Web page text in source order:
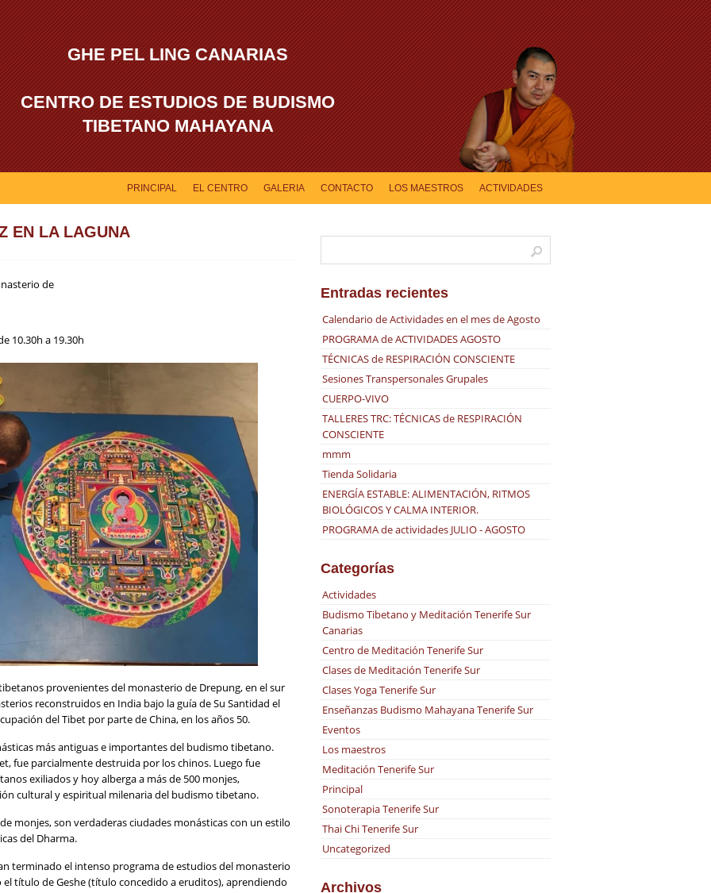
GHE PEL LING CANARIAS
CENTRO DE ESTUDIOS DE BUDISMO
TIBETANO MAHAYANA
PRINCIPAL EL CENTRO GALERIA CONTACTO LOS MAESTROS ACTIVIDADES
EN LA LAGUNA
de
10.30h a 19.30h
provenientes del monasterio de Drepung, en el sur
reconstruidos en India bajo la guía de Su Santidad el
del Tibet por parte de China, en los años 50.
más antiguas e importantes del budismo tibetano.
fue parcialmente destruida por los chinos. Luego fue
exiliados y hoy alberga a más de 500 monjes,
cultural y espiritual milenaria del budismo tibetano.
monjes, son verdaderas ciudades monásticas con un estilo
del Dharma.
terminado el intenso programa de estudios del monasterio
título de Geshe (título concedido a eruditos), aprendiendo
Entradas recientes
Calendario de Actividades en el mes de Agosto
PROGRAMA de ACTIVIDADES AGOSTO
TÉCNICAS de RESPIRACIÓN CONSCIENTE
Sesiones Transpersonales Grupales
CUERPO-VIVO
TALLERES TRC: TÉCNICAS de RESPIRACIÓN
CONSCIENTE
mmm
Tienda Solidaria
ENERGÍA ESTABLE: ALIMENTACIÓN, RITMOS
BIOLÓGICOS Y CALMA INTERIOR.
PROGRAMA de actividades JULIO - AGOSTO
Categorías
Actividades
Budismo Tibetano y Meditación Tenerife Sur
Canarias
Centro de Meditación Tenerife Sur
Clases de Meditación Tenerife Sur
Clases Yoga Tenerife Sur
Enseñanzas Budismo Mahayana Tenerife Sur
Eventos
Los maestros
Meditación Tenerife Sur
Principal
Sonoterapia Tenerife Sur
Thai Chi Tenerife Sur
Uncategorized
Archivos